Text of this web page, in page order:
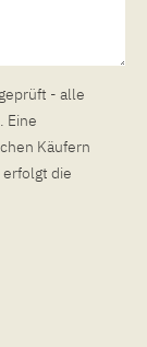
- alle
Eine
Käufern
die